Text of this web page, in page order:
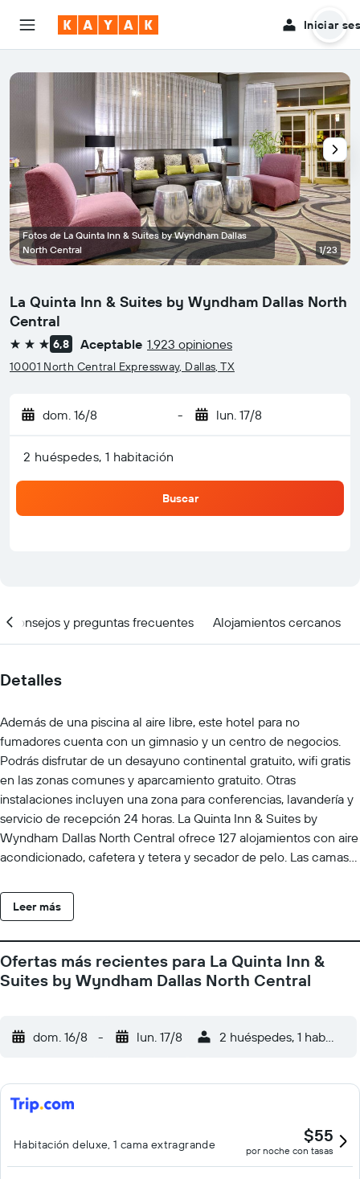
Iniciar
La Quinta Inn & Suites by Wyndham Dallas North
Central
3 estrellas
6,8 Aceptable 1.923 opiniones
10001 North Central Expressway, Dallas, TX
dom. 16/8 - lun. 17/8
2 huéspedes, 1 habitación
Buscar
Fotos de La Quinta Inn & Suites by Wyndham Dallas
North Central
1/23
Consejos y preguntas frecuentes Alojamientos cercanos
Detalles
Además de una piscina al aire libre, este hotel para no
fumadores cuenta con un gimnasio y un centro de negocios.
Podrás disfrutar de un desayuno continental gratuito, wifi gratis
en las zonas comunes y aparcamiento gratuito. Otras
instalaciones incluyen una zona para conferencias, lavandería y
servicio de recepción 24 horas. La Quinta Inn & Suites by
Wyndham Dallas North Central ofrece 127 alojamientos con aire
acondicionado, cafetera y tetera y secador de pelo. Las camas
televisión de pantalla plana con canales por cable de
suscripción. Los baños están equipados con ducha y bañera
en Dallas ofrece acceso a Internet wifi gratis con una velocidad
de 100 Mbps o más (para 1 o 2 personas, o hasta 6 dispositivos).
Los servicios para las personas de negocios incluyen escritorio y
restricciones). Se ofrece servicio de limpieza todos los días. Los
Leer más
Ofertas más recientes para La Quinta Inn &
Suites by Wyndham Dallas North Central
dom. 16/8 - lun. 17/8 2 huéspedes, 1
Habitación deluxe, 1 cama extragrande $55
por noche con tasas